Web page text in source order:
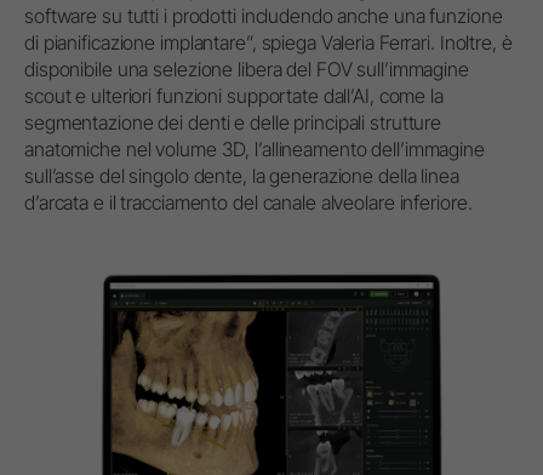
software su tutti i prodotti includendo anche una funzione
di pianificazione implantare”, spiega Valeria Ferrari. Inoltre, è
disponibile una selezione libera del FOV sull’immagine
scout e ulteriori funzioni supportate dall’AI, come la
segmentazione dei denti e delle principali strutture
anatomiche nel volume 3D, l’allineamento dell’immagine
sull’asse del singolo dente, la generazione della linea
d’arcata e il tracciamento del canale alveolare inferiore.